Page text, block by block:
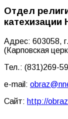
Отдел
катехизации
Адрес: 603058,
(Карповская
Тел.: (831)269-
e-mail:
Сайт: http://